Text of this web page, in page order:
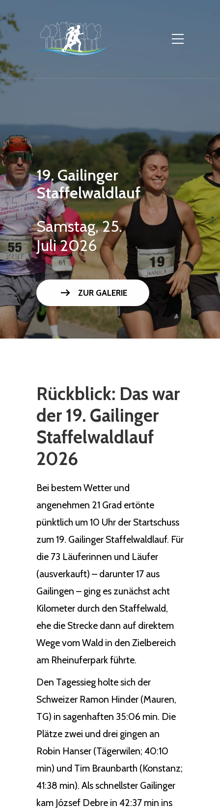
19. Gailinger
Staffelwaldlauf
Samstag, 25.
Juli 2026
arrow_right_alt ZUR GALERIE
Rückblick: Das war
der 19. Gailinger
Staffelwaldlauf
2026
Bei bestem Wetter und
angenehmen 21 Grad ertönte
pünktlich um 10 Uhr der Startschuss
zum 19. Gailinger Staffelwaldlauf. Für
die 73 Läuferinnen und Läufer
(ausverkauft) – darunter 17 aus
Gailingen – ging es zunächst acht
Kilometer durch den Staffelwald,
ehe die Strecke dann auf direktem
Wege vom Wald in den Zielbereich
am Rheinuferpark führte.
Den Tagessieg holte sich der
Schweizer Ramon Hinder (Mauren,
TG) in sagenhaften 35:06 min. Die
Plätze zwei und drei gingen an
Robin Hanser (Tägerwilen; 40:10
min) und Tim Braunbarth (Konstanz;
41:38 min). Als schnellster Gailinger
kam József Debre in 42:37 min ins